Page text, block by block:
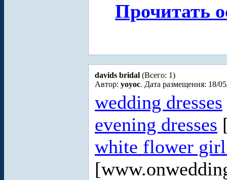
Прочитать
davids bridal (Всего: 1)
Автор: yoyoc. Дата размещения: 18/
wedding dresses
evening dresses
white flower girl